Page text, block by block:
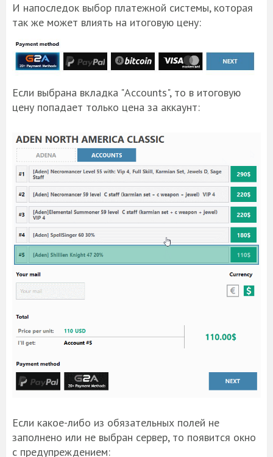
И напоследок выбор платежной системы, которая
так же может влиять на итоговую цену:
Если выбрана вкладка "Accounts", то в итоговую
цену попадает только цена за аккаунт:
Если какое-либо из обязательных полей не
заполнено или не выбран сервер, то появится окно
с предупреждением: